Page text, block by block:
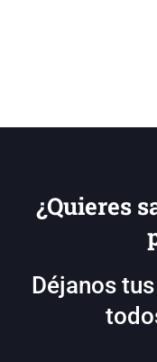
¿Quieres
Déjanos